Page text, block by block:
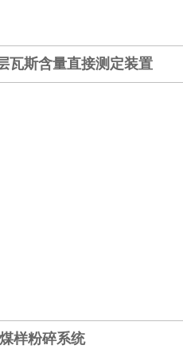
瓦斯含量直接测定装置
煤样粉碎系统